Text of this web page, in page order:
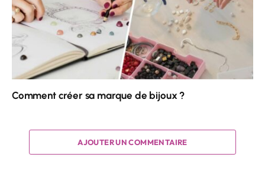
Comment créer sa marque de bijoux ?
AJOUTER UN COMMENTAIRE